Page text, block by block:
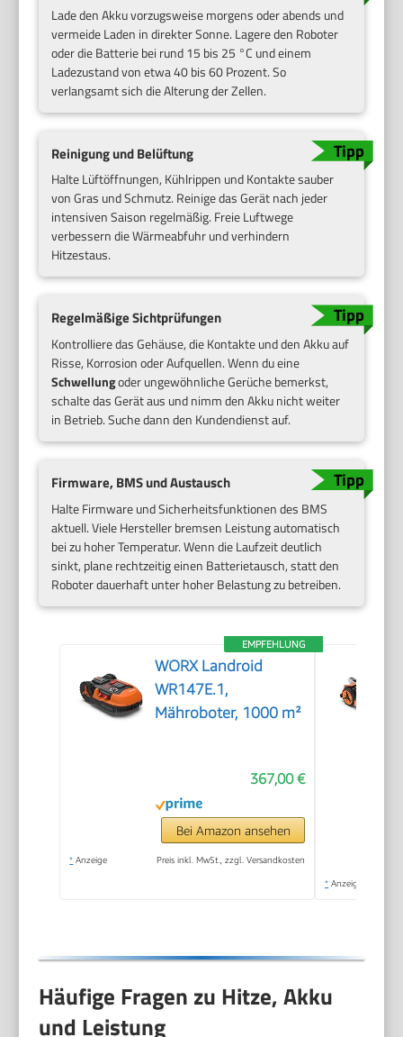
Lade den Akku vorzugsweise morgens oder abends und
vermeide Laden in direkter Sonne. Lagere den Roboter
oder die Batterie bei rund 15 bis 25 °C und einem
Ladezustand von etwa 40 bis 60 Prozent. So
verlangsamt sich die Alterung der Zellen.
Reinigung und Belüftung
Halte Lüftöffnungen, Kühlrippen und Kontakte sauber
von Gras und Schmutz. Reinige das Gerät nach jeder
intensiven Saison regelmäßig. Freie Luftwege
verbessern die Wärmeabfuhr und verhindern
Hitzestaus.
Regelmäßige Sichtprüfungen
Kontrolliere das Gehäuse, die Kontakte und den Akku auf
Risse, Korrosion oder Aufquellen. Wenn du eine
Schwellungoder ungewöhnliche Gerüche bemerkst,
schalte das Gerät aus und nimm den Akku nicht weiter
in Betrieb. Suche dann den Kundendienst auf.
Firmware, BMS und Austausch
Halte Firmware und Sicherheitsfunktionen des BMS
aktuell. Viele Hersteller bremsen Leistung automatisch
bei zu hoher Temperatur. Wenn die Laufzeit deutlich
sinkt, plane rechtzeitig einen Batterietausch, statt den
Roboter dauerhaft unter hoher Belastung zu betreiben.
EMPFEHLUNG
WORX Landroid
WR147E.1,
Mähroboter, 1000 m²
367,00 €
Bei Amazon ansehen
* Anzeige Preis inkl. MwSt., zzgl. Versandkosten
* Anzeige
Häufige Fragen zu Hitze, Akku
und Leistung